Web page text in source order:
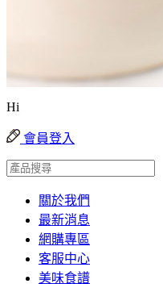
Hi
會員登入
關於我們
最新消息
網購專區
客服中心
美味食譜